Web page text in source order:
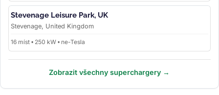
Stevenage Leisure Park, UK
Stevenage, United Kingdom
16 míst • 250 kW • ne-Tesla
Zobrazit všechny superchargery →